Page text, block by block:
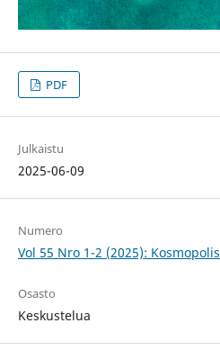
PDF
Julkaistu
2025-06-09
Numero
Vol 55 Nro 1-2 (2025): Kosmopolis
Osasto
Keskustelua